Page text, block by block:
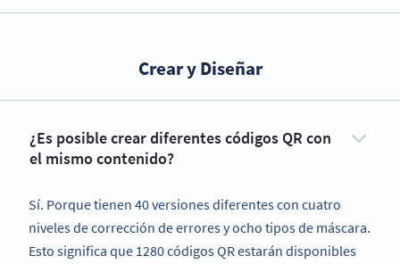
Crear y Diseñar
¿Es posible crear diferentes códigos QR con
el mismo contenido?
Sí. Porque tienen 40 versiones diferentes con cuatro
niveles de corrección de errores y ocho tipos de máscara.
Esto significa que 1280 códigos QR estarán disponibles